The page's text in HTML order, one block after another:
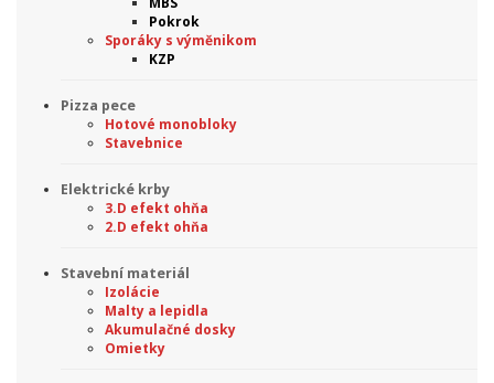
Pokrok
Sporáky s výměnikom
KZP
Pizza pece
Hotové monobloky
Stavebnice
Elektrické krby
3.D efekt ohňa
2.D efekt ohňa
Stavební materiál
Izolácie
Malty a lepidla
Akumulačné dosky
Omietky